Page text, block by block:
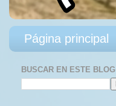
Página principal
BUSCAR EN ESTE BLOG